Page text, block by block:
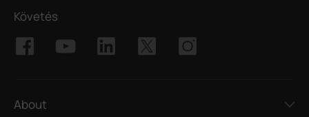
Követés
About